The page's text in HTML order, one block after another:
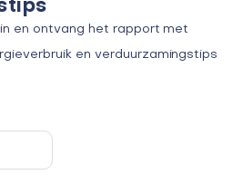
en ontvang het rapport met
en verduurzamingstips